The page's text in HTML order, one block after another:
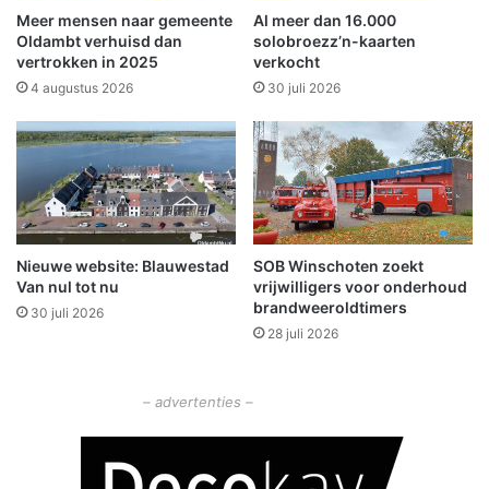
.
s
.
v
i
j
a
g
i
n
W
i
O
o
s
t
o
l
Meer mensen naar gemeente
Oldambt verhuisd dan
vertrokken in 2025
4 augustus 2026
Al meer dan 16.000
solobroezz’n-kaarten
verkocht
30 juli 2026
Nieuwe website: Blauwestad
Van nul tot nu
30 juli 2026
SOB Winschoten zoekt
vrijwilligers voor onderhoud
brandweeroldtimers
28 juli 2026
– advertenties –